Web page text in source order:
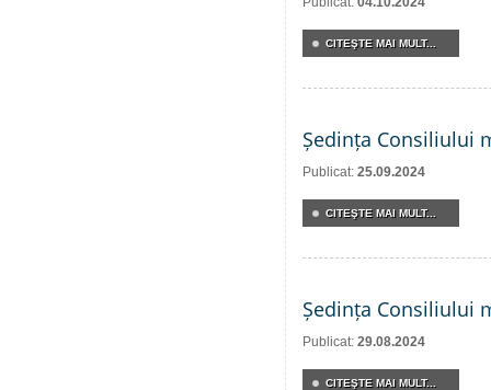
CITEŞTE MAI MULT...
Ședința Consiliului
Publicat: 25.09.2024
CITEŞTE MAI MULT...
Ședința Consiliului
Publicat: 29.08.2024
CITEŞTE MAI MULT...